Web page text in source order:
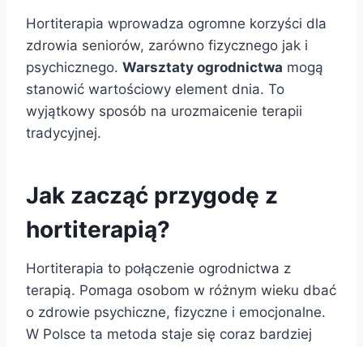
Hortiterapia wprowadza ogromne korzyści dla
zdrowia seniorów, zarówno fizycznego jak i
psychicznego. Warsztaty ogrodnictwa mogą
stanowić wartościowy element dnia. To
wyjątkowy sposób na urozmaicenie terapii
tradycyjnej.
Jak zacząć przygodę z
hortiterapią?
Hortiterapia to połączenie ogrodnictwa z
terapią. Pomaga osobom w różnym wieku dbać
o zdrowie psychiczne, fizyczne i emocjonalne.
W Polsce ta metoda staje się coraz bardziej